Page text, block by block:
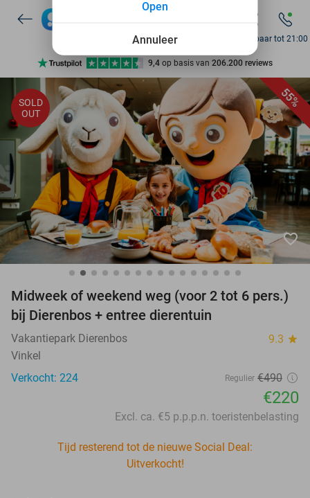
10+ miljoen leden
9,4 op basis van 206.200 reviews
Ontdek 15.000+ deals
7 dagen per week beschikbaar
10+ miljoen leden
Bereikbaar tot 21:00
55%
SOLD
OUT
favorite_border
Midweek of weekend weg (voor 2 tot 6 pers.)
bij Dierenbos + entree dierentuin
Vakantiepark Dierenbos 9.3 star
Vinkel
Verkocht: 224
Regulier €490
€220
Excl. ca. €5 p.p.p.n. toeristenbelasting
Tijd resterend tot de nieuwe Social Deal:
Uitverkocht!
Annuleer
Open